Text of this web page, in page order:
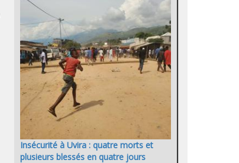
Insécurité à Uvira : quatre morts et
plusieurs blessés en quatre jours